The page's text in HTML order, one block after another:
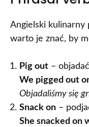
Angielski kulinarny
warto je znać, by
Pig out –
We pigged out
Objadaliśmy się
Snack on –
She snacked on